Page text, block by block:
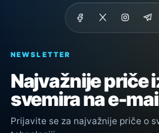
NEWSLETTER
Najvažnije priče
svemira na e-
Prijavite se za najvažnije priče o